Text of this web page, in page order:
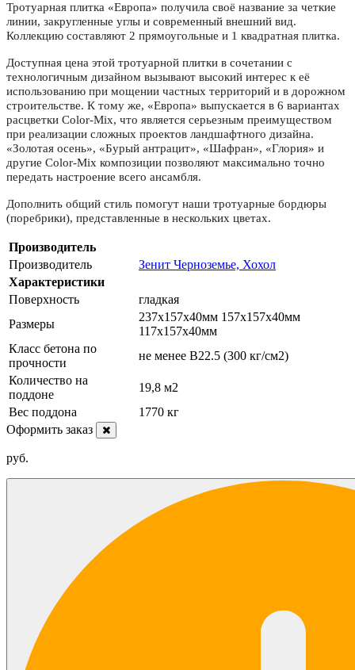
Тротуарная плитка «Европа» получила своё название за четкие
линии, закругленные углы и современный внешний вид.
Коллекцию составляют 2 прямоугольные и 1 квадратная плитка.
Доступная цена этой тротуарной плитки в сочетании с
технологичным дизайном вызывают высокий интерес к её
использованию при мощении частных территорий и в дорожном
строительстве. К тому же, «Европа» выпускается в 6 вариантах
расцветки Color-Mix, что является серьезным преимуществом
при реализации сложных проектов ландшафтного дизайна.
«Золотая осень», «Бурый антрацит», «Шафран», «Глория» и
другие Color-Mix композиции позволяют максимально точно
передать настроение всего ансамбля.
Дополнить общий стиль помогут наши тротуарные бордюры
(поребрики), представленные в нескольких цветах.
Производитель
Производитель
Зенит Черноземье, Хохол
Характеристики
Поверхность
гладкая
Размеры
237х157х40мм 157х157х40мм
117х157х40мм
Класс бетона по
прочности
не менее B22.5 (300 кг/см2)
Количество на
поддоне
19,8 м2
Вес поддона
1770 кг
Оформить заказ
руб.